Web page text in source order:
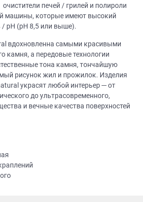
очистители печей / грилей и полироли
машины, которые имеют высокий
/ рН (рН 8,5 или выше).
вдохновленна самыми красивыми
камня, а передовые технологии
тона камня, тончайшую
рисунок жил и прожилок. Изделия
украсят любой интерьер ─ от
до ультрасовременного,
и вечные качества поверхностей